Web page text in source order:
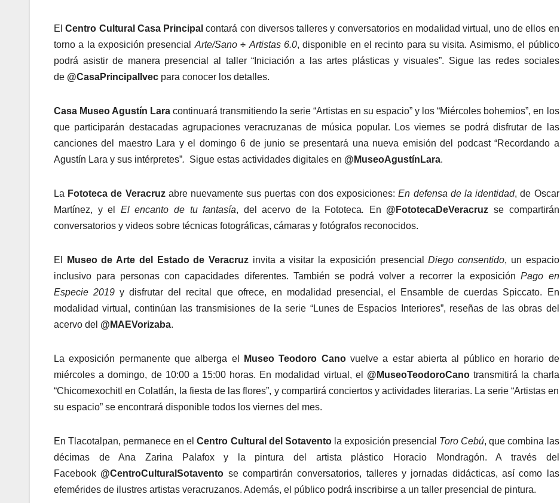
ElCentro Cultural Casa Principal contará con diversos talleres y conversatorios en modalidad virtual, uno de ellos en
torno a la exposición presencial Arte/Sano÷ Artistas 6.0, disponible en el recinto para su visita. Asimismo, el público
podrá asistir de manera presencial al taller “Iniciación a las artes plásticas y visuales”. Sigue las redes sociales
de @CasaPrincipalIvec para conocer los detalles.
Casa Museo Agustín Lara continuará transmitiendo la serie “Artistas en su espacio” y los “Miércoles bohemios”, en los
que participarán destacadas agrupaciones veracruzanas de música popular. Los viernes se podrá disfrutar de las
canciones del maestro Lara y el domingo 6 de junio se presentará una nueva emisión del podcast “Recordando a
Agustín Lara y sus intérpretes”. Sigue estas actividades digitales en @MuseoAgustínLara.
La Fototeca de Veracruzabre nuevamente sus puertas con dos exposiciones:En defensa de la identidad, de Oscar
Martínez, y el El encanto de tu fantasía, del acervo de la Fototeca. En @FototecaDeVeracruz se compartirán
conversatorios y videos sobre técnicas fotográficas, cámaras y fotógrafos reconocidos.
El Museo de Arte del Estado de Veracruz invita a visitar la exposición presencialDiego consentido, un espacio
inclusivo para personas con capacidades diferentes. También se podrá volver a recorrer la exposiciónPago en
Especie 2019y disfrutar del recital que ofrece, en modalidad presencial, el Ensamble de cuerdas Spiccato. En
modalidad virtual, continúan las transmisiones de la serie “Lunes de Espacios Interiores”, reseñas de las obras del
acervo del @MAEVorizaba.
La exposición permanente que alberga el Museo Teodoro Canovuelve a estar abierta al público en horario de
miércoles a domingo, de 10:00 a 15:00 horas. En modalidad virtual, el @MuseoTeodoroCano transmitirá la charla
“Chicomexochitl en Colatlán, la fiesta de las flores”, y compartirá conciertos y actividades literarias. La serie “Artistas en
su espacio” se encontrará disponible todos los viernes del mes.
En Tlacotalpan, permanece en elCentro Cultural del Sotaventola exposición presencial Toro Cebú, que combina las
décimas de Ana Zarina Palafox y la pintura del artista plástico Horacio Mondragón. A través del
Facebook @CentroCulturalSotavento se compartirán conversatorios, talleres y jornadas didácticas, así como las
efemérides de ilustres artistas veracruzanos. Además, el público podrá inscribirse a un taller presencial de pintura.